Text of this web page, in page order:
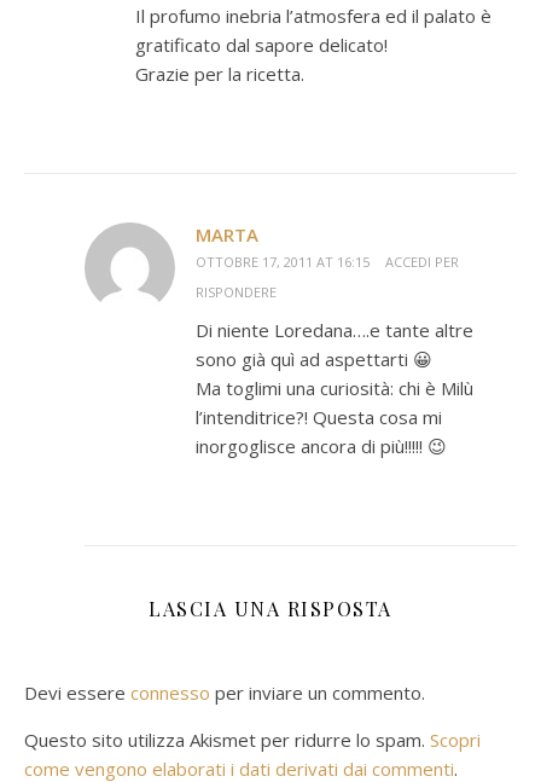
Il profumo inebria l’atmosfera ed il palato è
gratificato dal sapore delicato!
Grazie per la ricetta.
MARTA
OTTOBRE 17, 2011 AT 16:15
ACCEDI PER
RISPONDERE
Di niente Loredana….e tante altre
sono già quì ad aspettarti 😀
Ma toglimi una curiosità: chi è Milù
l’intenditrice?! Questa cosa mi
inorgoglisce ancora di più!!!!! 😉
LASCIA UNA RISPOSTA
Devi essere connesso per inviare un commento.
Questo sito utilizza Akismet per ridurre lo spam. Scopri
come vengono elaborati i dati derivati dai commenti.